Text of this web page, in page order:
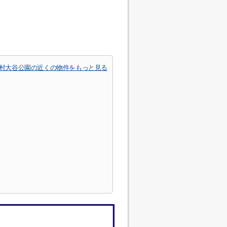
大谷公園の近くの物件をもっと見る